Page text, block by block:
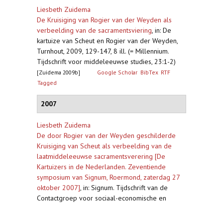
Liesbeth Zuidema
De Kruisiging van Rogier van der Weyden als
verbeelding van de sacramentsviering, in: De
kartuize van Scheut en Rogier van der Weyden,
Turnhout, 2009, 129-147, 8 ill. (= Millennium.
Tijdschrift voor middeleeuwse studies, 23:1-2)
[Zuidema 2009b] Google Scholar BibTex RTF
Tagged
2007
Liesbeth Zuidema
De door Rogier van der Weyden geschilderde
Kruisiging van Scheut als verbeelding van de
laatmiddeleeuwse sacramentsverering [De
Kartuizers in de Nederlanden. Zeventiende
symposium van Signum, Roermond, zaterdag 27
oktober 2007], in: Signum. Tijdschrift van de
Contactgroep voor sociaal-economische en